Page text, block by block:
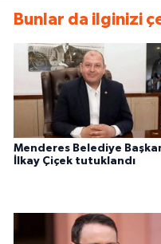
Bunlar da ilginizi
Menderes Belediye
İlkay Çiçek tutuklandı